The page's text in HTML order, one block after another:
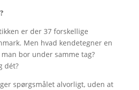
er der 37 forskellige
Men hvad kendetegner en
bor under samme tag?
dét?
spørgsmålet alvorligt, uden at